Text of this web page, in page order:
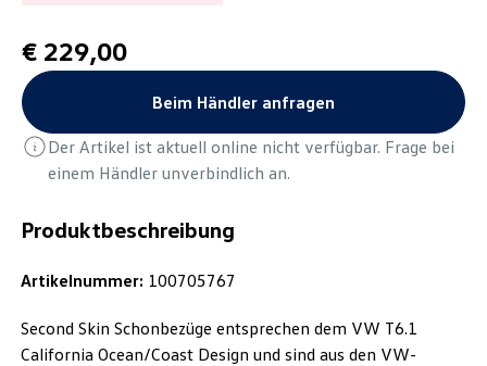
Produktbeschreibung
Artikelnummer: 100705767
Second Skin Schonbezüge entsprechen dem VW T6.1
California Ocean/Coast Design und sind aus den VW-
€ 229,00
Beim Händler anfragen
Der Artikel ist aktuell online nicht verfügbar. Frage bei
einem Händler unverbindlich an.